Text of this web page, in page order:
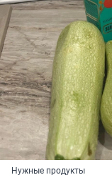
Нужные продукты